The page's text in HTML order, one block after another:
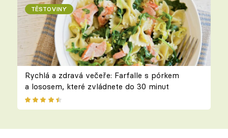
TĚSTOVINY
Rychlá a zdravá večeře: Farfalle s pórkem
a lososem, které zvládnete do 30 minut